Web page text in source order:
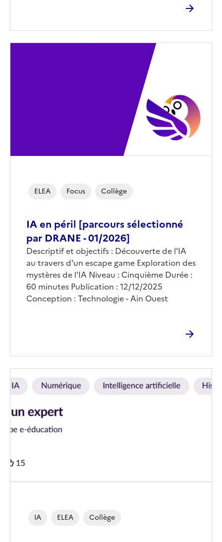
IA en péril [parcours sélectionné
par DRANE - 01/2026]
Corps
Descriptif et objectifs : Découverte de l'IA
au travers d'un escape game Exploration des
mystères de l'IA Niveau : Cinquième Durée :
60 minutes Publication : 12/12/2025
Conception : Technologie - Ain Ouest
ELEA Focus Collège
IA ELEA Collège
de
(conseillée)